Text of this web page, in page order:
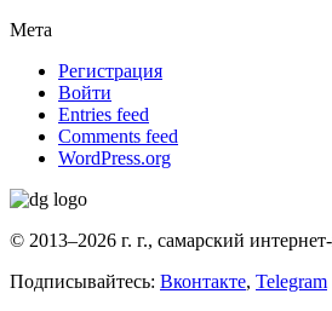
Мета
Регистрация
Войти
Entries feed
Comments feed
WordPress.org
© 2013–2026 г. г., самарский
Подписывайтесь: Вконтакте, Telegram